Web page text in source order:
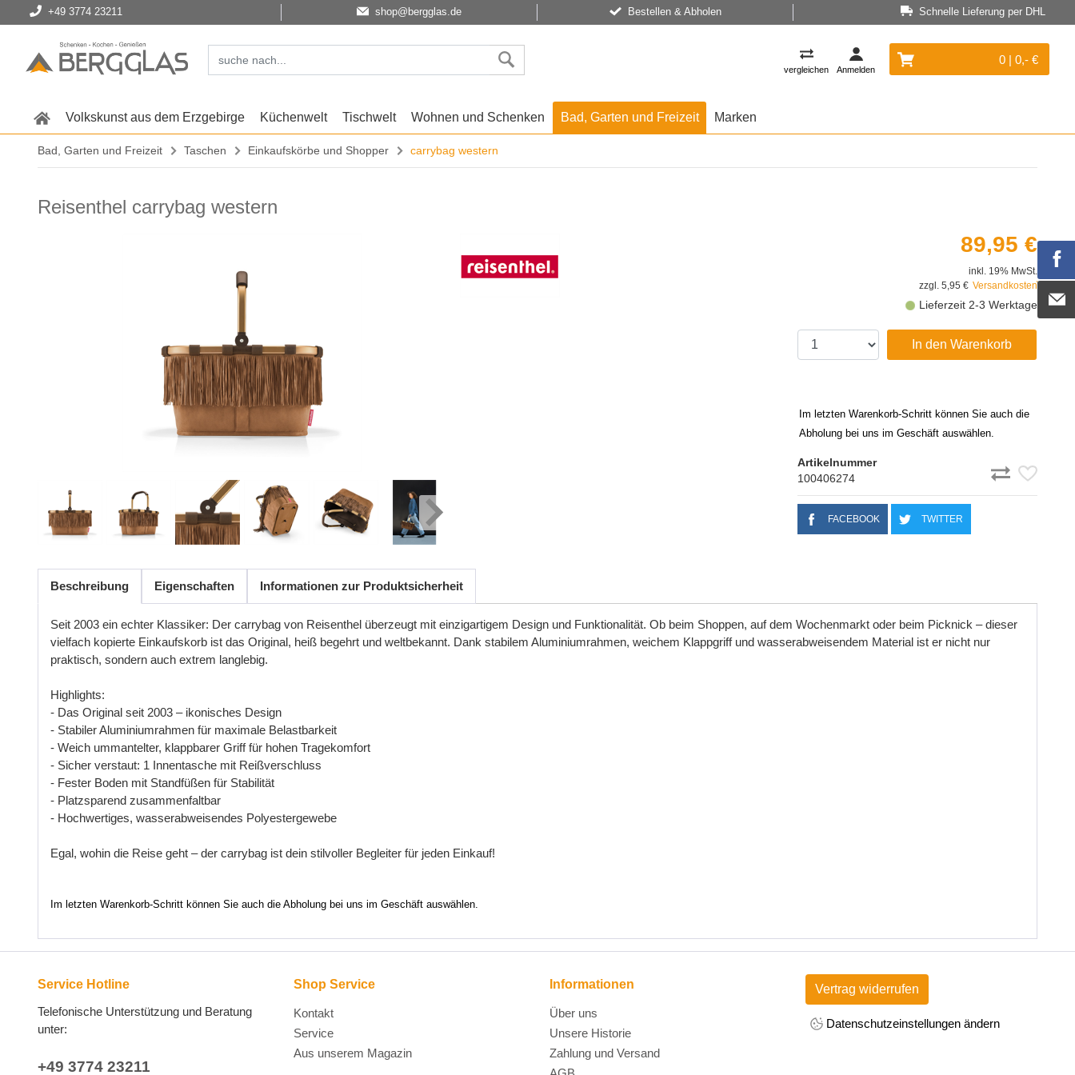
+49 3774 23211 shop@bergglas.de Bestellen & Abholen Schnelle Lieferung per DHL
vergleichen Anmelden
0 | 0,- €
Volkskunst aus dem Erzgebirge Küchenwelt Tischwelt Wohnen und Schenken Bad, Garten und Freizeit Marken
Bad, Garten und Freizeit Taschen Einkaufskörbe und Shopper carrybag western
Reisenthel carrybag western
89,95 €
inkl. 19% MwSt.
zzgl. 5,95 € Versandkosten
Lieferzeit 2-3 Werktage
In den Warenkorb
Im letzten Warenkorb-Schritt können Sie auch die
Abholung bei uns im Geschäft auswählen.
Artikelnummer
100406274
FACEBOOK TWITTER
Beschreibung Eigenschaften Informationen zur Produktsicherheit
Seit 2003 ein echter Klassiker: Der carrybag von Reisenthel überzeugt mit einzigartigem Design und Funktionalität. Ob beim Shoppen, auf dem Wochenmarkt oder beim Picknick – dieser
vielfach kopierte Einkaufskorb ist das Original, heiß begehrt und weltbekannt. Dank stabilem Aluminiumrahmen, weichem Klappgriff und wasserabweisendem Material ist er nicht nur
praktisch, sondern auch extrem langlebig.
Highlights:
- Das Original seit 2003 – ikonisches Design
- StabilerAluminiumrahmen für maximale Belastbarkeit
- Weich ummantelter, klappbarer Griff für hohen Tragekomfort
- Sicher verstaut: 1 Innentasche mit Reißverschluss
- Fester Boden mit Standfüßen für Stabilität
- Platzsparend zusammenfaltbar
- Hochwertiges, wasserabweisendes Polyestergewebe
Egal, wohin die Reise geht – der carrybag ist dein stilvoller Begleiter für jeden Einkauf!
Im letzten Warenkorb-Schritt können Sie auch die Abholung bei uns im Geschäft auswählen.
Service Hotline
Telefonische Unterstützung und Beratung
unter:
+49 3774 23211
Shop Service
Kontakt
Service
Aus unserem Magazin
Informationen
Über uns
Unsere Historie
Zahlung und Versand
Vertrag widerrufen
Datenschutzeinstellungen ändern